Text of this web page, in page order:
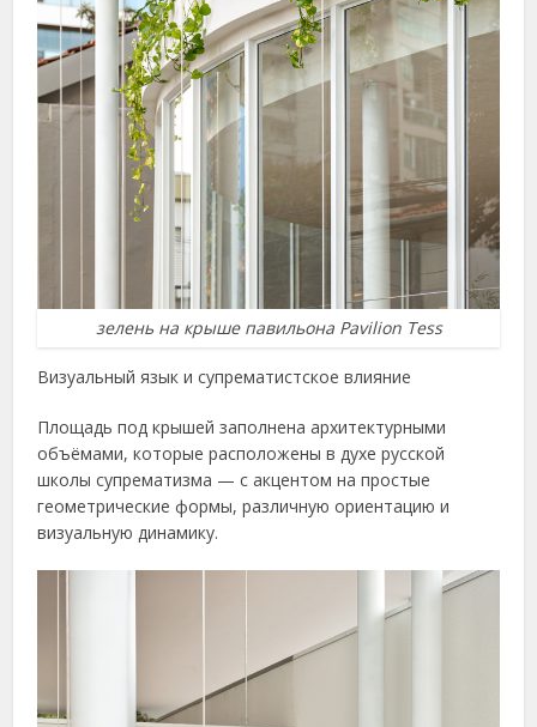
зелень на крыше павильона Pavilion Tess
Визуальный язык и супрематистское влияние
Площадь под крышей заполнена архитектурными
объёмами, которые расположены в духе русской
школы супрематизма — с акцентом на простые
геометрические формы, различную ориентацию и
визуальную динамику.